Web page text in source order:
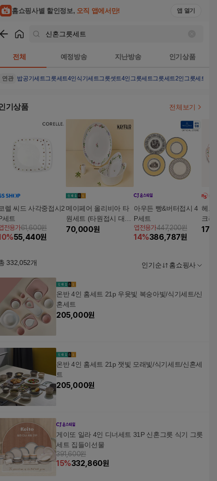
홈쇼핑사별 할인정보, 오직 앱에서만! 앱 열기
전체 예정방송 지난방송 인기상품
연관 밥공기세트그릇세트4인 식기세트그릇셋트4인그릇세트그릇세트2인그릇세트
기상품 전체보기
렐 씨드 사각중접시2
세트
전용가61,600원
%55,440원
메이페어 올리비아 타
원세트 (타원접시 대1
+타원볼 대1+대원볼 소
70,000원
아우든 빵&버터접시 4
P세트
앱전용가447,200원
14%386,787원
헤르
크리
세트
332,052개 인기순 홈쇼핑사
온반 4인 홈세트 21p 우윳빛 복숭아빛/식기세트/신
혼세트
205,000원
온반 4인 홈세트 21p 잿빛 모래빛/식기세트/신혼세
트
205,000원
게이또 일라 4인 디너세트 31P 신혼그릇 식기 그릇
세트 집들이선물
391,600원
15%332,860원